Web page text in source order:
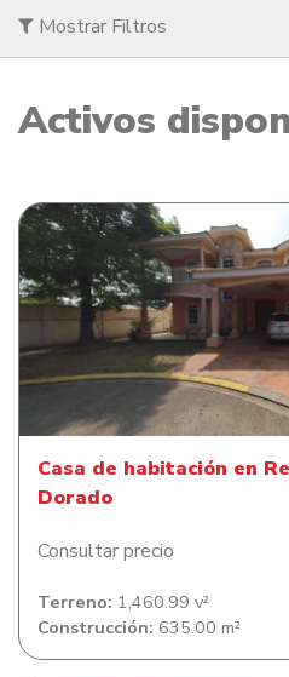
Mostrar Filtros
Activos
Casa de habitación en
Casa de habitación en
Dorado
Consultar precio
Terreno: 1,460.99 v²
Construcción: 635.00 m²